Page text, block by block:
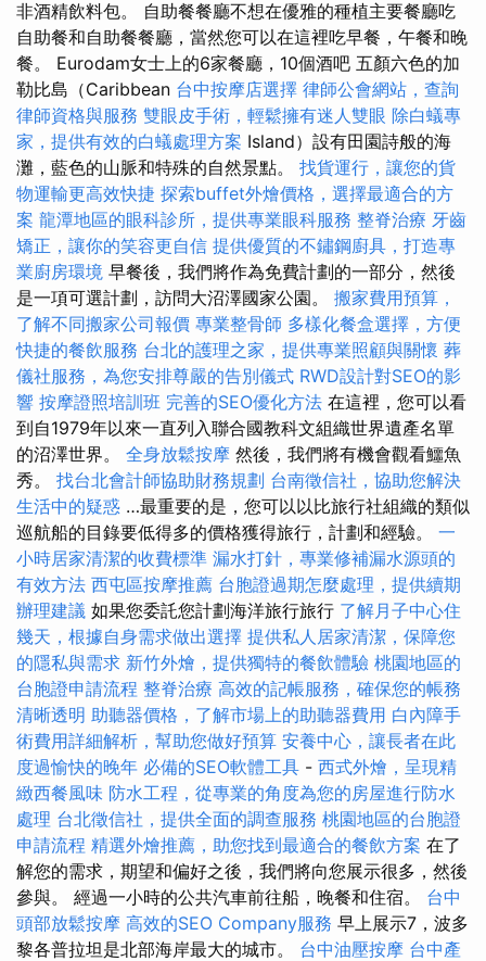
非酒精飲料包。 自助餐餐廳不想在優雅的種植主要餐廳吃
自助餐和自助餐餐廳，當然您可以在這裡吃早餐，午餐和晚
餐。 Eurodam女士上的6家餐廳，10個酒吧 五顏六色的加
勒比島（Caribbean 台中按摩店選擇 律師公會網站，查詢
律師資格與服務 雙眼皮手術，輕鬆擁有迷人雙眼 除白蟻專
家，提供有效的白蟻處理方案 Island）設有田園詩般的海
灘，藍色的山脈和特殊的自然景點。 找貨運行，讓您的貨
物運輸更高效快捷 探索buffet外燴價格，選擇最適合的方
案 龍潭地區的眼科診所，提供專業眼科服務 整脊治療 牙齒
矯正，讓你的笑容更自信 提供優質的不鏽鋼廚具，打造專
業廚房環境 早餐後，我們將作為免費計劃的一部分，然後
是一項可選計劃，訪問大沼澤國家公園。 搬家費用預算，
了解不同搬家公司報價 專業整骨師 多樣化餐盒選擇，方便
快捷的餐飲服務 台北的護理之家，提供專業照顧與關懷 葬
儀社服務，為您安排尊嚴的告別儀式 RWD設計對SEO的影
響 按摩證照培訓班 完善的SEO優化方法 在這裡，您可以看
到自1979年以來一直列入聯合國教科文組織世界遺產名單
的沼澤世界。 全身放鬆按摩 然後，我們將有機會觀看鱷魚
秀。 找台北會計師協助財務規劃 台南徵信社，協助您解決
生活中的疑惑 …最重要的是，您可以以比旅行社組織的類似
巡航船的目錄要低得多的價格獲得旅行，計劃和經驗。 一
小時居家清潔的收費標準 漏水打針，專業修補漏水源頭的
有效方法 西屯區按摩推薦 台胞證過期怎麼處理，提供續期
辦理建議 如果您委託您計劃海洋旅行旅行 了解月子中心住
幾天，根據自身需求做出選擇 提供私人居家清潔，保障您
的隱私與需求 新竹外燴，提供獨特的餐飲體驗 桃園地區的
台胞證申請流程 整脊治療 高效的記帳服務，確保您的帳務
清晰透明 助聽器價格，了解市場上的助聽器費用 白內障手
術費用詳細解析，幫助您做好預算 安養中心，讓長者在此
度過愉快的晚年 必備的SEO軟體工具 - 西式外燴，呈現精
緻西餐風味 防水工程，從專業的角度為您的房屋進行防水
處理 台北徵信社，提供全面的調查服務 桃園地區的台胞證
申請流程 精選外燴推薦，助您找到最適合的餐飲方案 在了
解您的需求，期望和偏好之後，我們將向您展示很多，然後
參與。 經過一小時的公共汽車前往船，晚餐和住宿。 台中
頭部放鬆按摩 高效的SEO Company服務 早上展示7，波多
黎各普拉坦是北部海岸最大的城市。 台中油壓按摩 台中產